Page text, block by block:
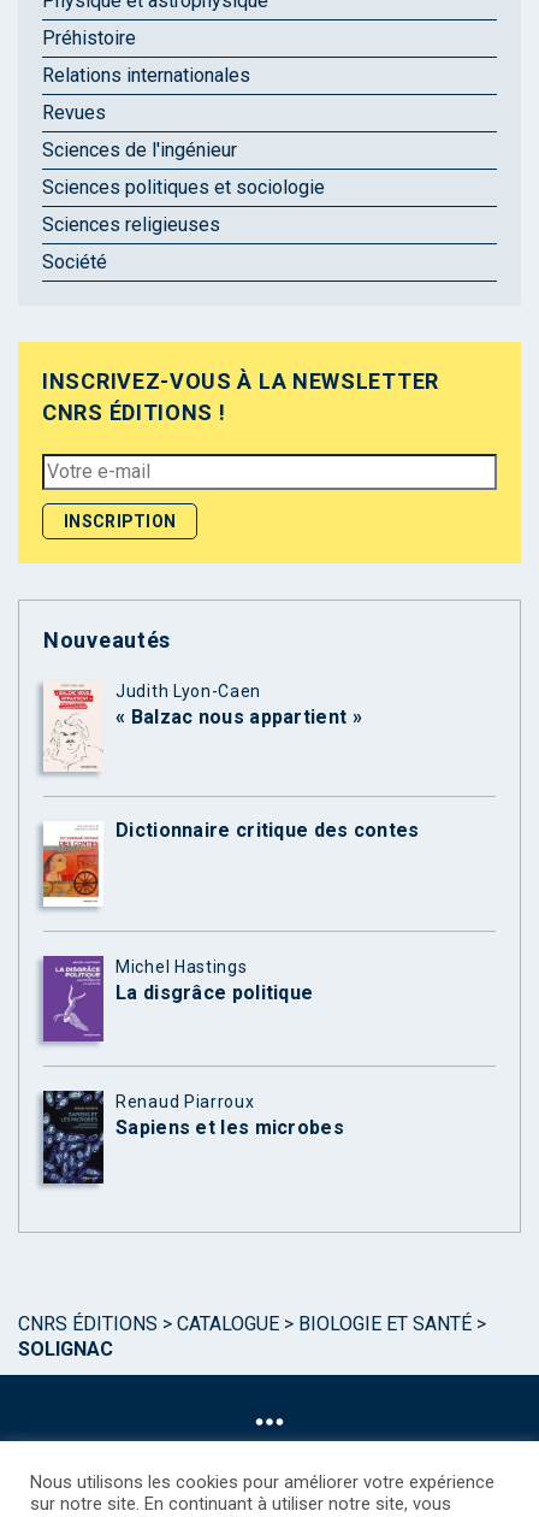
Préhistoire
Relations internationales
Revues
Sciences de l'ingénieur
Sciences politiques et sociologie
Sciences religieuses
Société
INSCRIVEZ-VOUS À LA NEWSLETTER
CNRS ÉDITIONS !
Nouveautés
Judith Lyon-Caen
« Balzac nous appartient »
Dictionnaire critique des contes
Michel Hastings
La disgrâce politique
Renaud Piarroux
Sapiens et les microbes
CNRS ÉDITIONS > CATALOGUE > BIOLOGIE ET SANTÉ >
SOLIGNAC
Nous utilisons les cookies pour améliorer votre expérience
sur notre site. En continuant à utiliser notre site, vous